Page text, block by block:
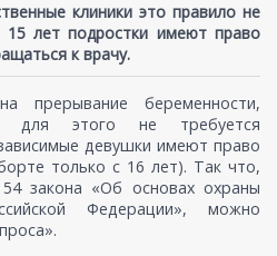
клиники это правило не
15 лет подростки имеют право
к врачу.
беременности,
для этого не требуется
девушки имеют право
только с 16 лет). Так что,
закона «Об основах охраны
Федерации», можно